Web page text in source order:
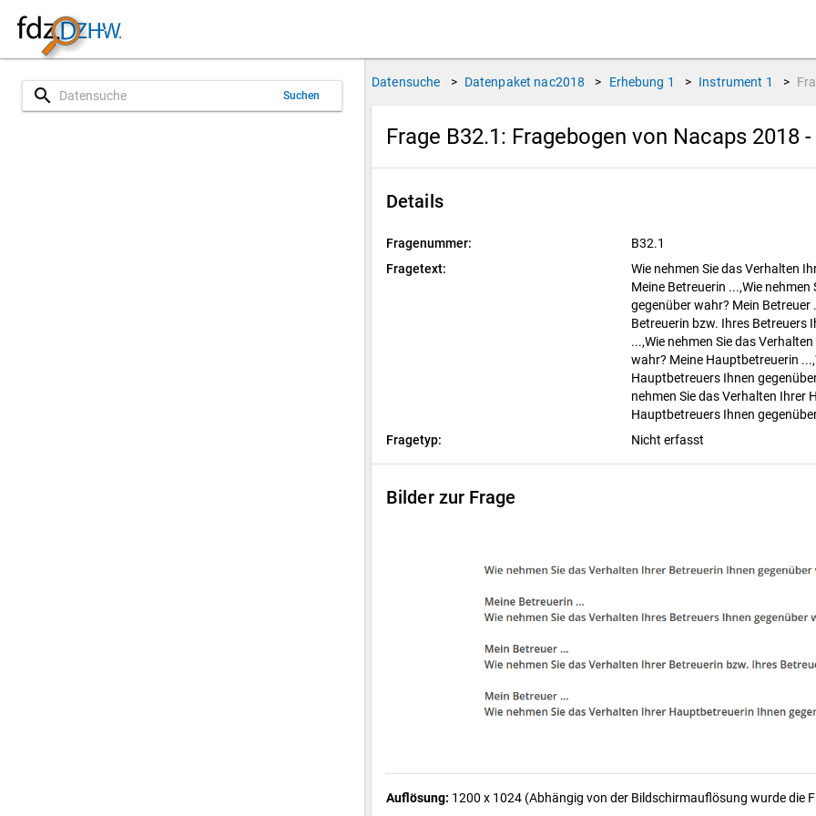
search Suchen
Datensuche > Datenpaket nac2018 > Erhebung 1 > Instrument 1 >
Frage B32.1: Fragebogen von Nacaps 2018 -
Details
Fragenummer:
B32.1
Fragetext:
Wie nehmen Sie das Verhalten
Meine Betreuerin ...,Wie
gegenüber wahr? Mein Betreuer
Betreuerin bzw. Ihres Betreuers
...,Wie nehmen Sie das
wahr? Meine Hauptbetreuerin
Hauptbetreuers Ihnen
nehmen Sie das Verhalten Ihrer
Hauptbetreuers Ihnen
Fragetyp:
Nicht erfasst
Bilder zur Frage
Auflösung: 1200 x 1024 (Abhängig von der Bildschirmauflösung wurde die